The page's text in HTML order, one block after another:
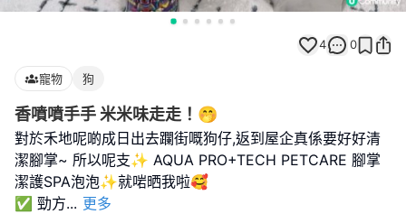
4 0
寵物 狗
香噴噴手手 米米味走走！🤭
對於禾地呢啲成日出去躝街嘅狗仔,返到屋企真係要好好清
潔腳掌~ 所以呢支✨ AQUA PRO+TECH PETCARE 腳掌
潔護SPA泡泡✨就啱晒我啦🥰
✅ 勁方... 更多